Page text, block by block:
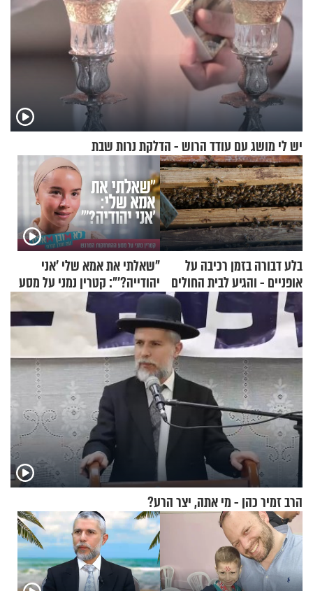
יש לי מושג עם עודד הרוש - הדלקת נרות שבת
בלע דבורה בזמן רכיבה על
אופניים - והגיע לבית החולים
במצב מסכן חיים
"שאלתי את אמא שלי 'אני
יהודייה?'": קטרין נמני על מסע
ההתחזקות המרגש
הרב זמיר כהן - מי אתה, יצר הרע?